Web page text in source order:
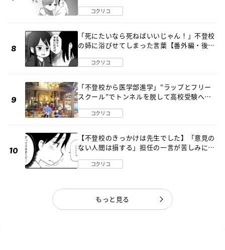
コクリコ
「死にたいなら死ねばいいじゃん！」不登校
の姉に浴びせてしまった言葉【番外編・後
コクリコ
「不登校から医学部進学」“ラップとフリー
スクール”でトンネルを脱して高校受験へ
コクリコ
【不登校のきっかけは先生でした】「意見の
ない人間は損する」担任の一言が苦しみに…
コクリコ
もっと見る